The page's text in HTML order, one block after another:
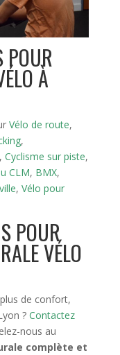
POUR
À
Vélo de route,
,
, Cyclisme sur piste,
CLM, BMX,
, Vélo pour
POUR
VÉLO
de confort,
? Contactez
nous au
complète et